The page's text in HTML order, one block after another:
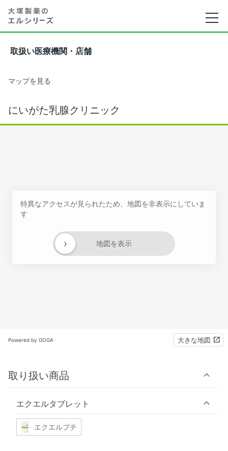
取扱い医療機関・店舗
マップを見る
にいがた乳腺クリニック
特異なアクセスが見られたため、地図を非表示にしていま
す
地図を表示
›
Powered by GOGA 大きな地図
取り扱い商品
エクエルタブレット
エクエルプチ